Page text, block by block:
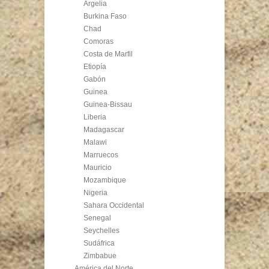
Argelia
Burkina Faso
Chad
Comoras
Costa de Marfil
Etiopía
Gabón
Guinea
Guinea-Bissau
Liberia
Madagascar
Malawi
Marruecos
Mauricio
Mozambique
Nigeria
Sahara Occidental
Senegal
Seychelles
Sudáfrica
Zimbabue